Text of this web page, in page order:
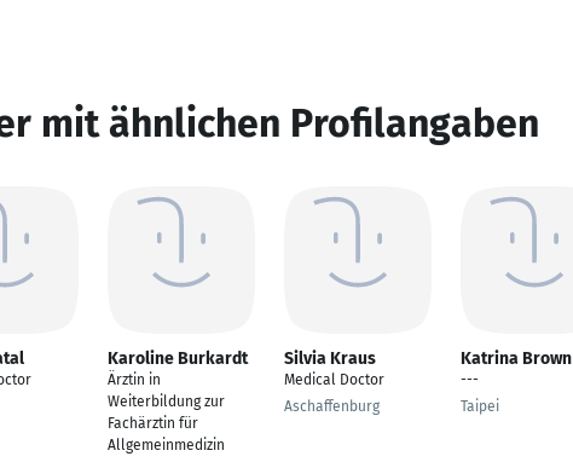
mit ähnlichen Profilangaben
Karoline Burkardt
Ärztin in
Weiterbildung zur
Fachärztin für
Allgemeinmedizin
Silvia Kraus
Medical Doctor
Aschaffenburg
Katrina Brown
---
Taipei